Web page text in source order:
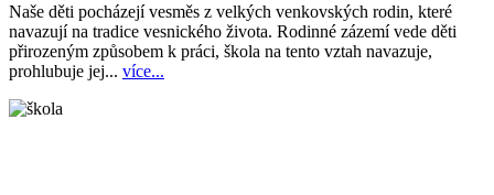
Naše děti pocházejí vesměs z velkých venkovských rodin, které
navazují na tradice vesnického života. Rodinné zázemí vede děti
přirozeným způsobem k práci, škola na tento vztah navazuje,
prohlubuje jej... více...